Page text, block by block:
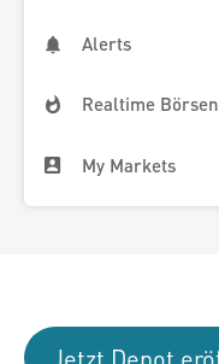
Alerts
Realtime Börsen
My Markets